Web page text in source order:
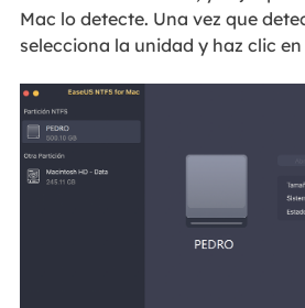
Mac lo detecte. Una vez que
selecciona la unidad y haz clic